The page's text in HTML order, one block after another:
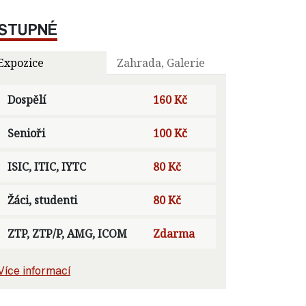
Zahrada, Galerie
Dospělí 160 Kč
Senioři 100 Kč
ISIC, ITIC, IYTC 80 Kč
Žáci, studenti 80 Kč
ZTP, ZTP/P, AMG, ICOM Zdarma
informací